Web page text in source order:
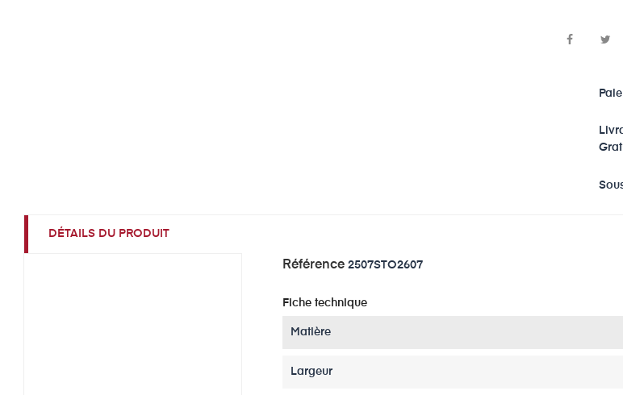
DÉTAILS DU PRODUIT
Référence 2507STO2607
Fiche technique
Matière
Largeur